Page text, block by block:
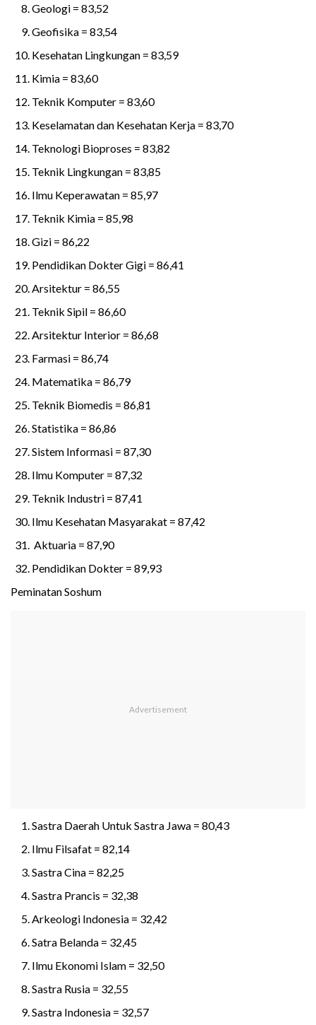
Geologi = 83,52
Geofisika = 83,54
Kesehatan Lingkungan = 83,59
Kimia = 83,60
Teknik Komputer = 83,60
Keselamatan dan Kesehatan Kerja = 83,70
Teknologi Bioproses = 83,82
Teknik Lingkungan = 83,85
Ilmu Keperawatan = 85,97
Teknik Kimia = 85,98
Gizi = 86,22
Pendidikan Dokter Gigi = 86,41
Arsitektur = 86,55
Teknik Sipil = 86,60
Arsitektur Interior = 86,68
Farmasi = 86,74
Matematika = 86,79
Teknik Biomedis = 86,81
Statistika = 86,86
Sistem Informasi = 87,30
Ilmu Komputer = 87,32
Teknik Industri = 87,41
Ilmu Kesehatan Masyarakat = 87,42
Aktuaria = 87,90
Pendidikan Dokter = 89,93
Peminatan Soshum
Sastra Daerah Untuk Sastra Jawa = 80,43
Ilmu Filsafat = 82,14
Sastra Cina = 82,25
Sastra Prancis = 32,38
Arkeologi Indonesia = 32,42
Satra Belanda = 32,45
Ilmu Ekonomi Islam = 32,50
Sastra Rusia = 32,55
Sastra Indonesia = 32,57